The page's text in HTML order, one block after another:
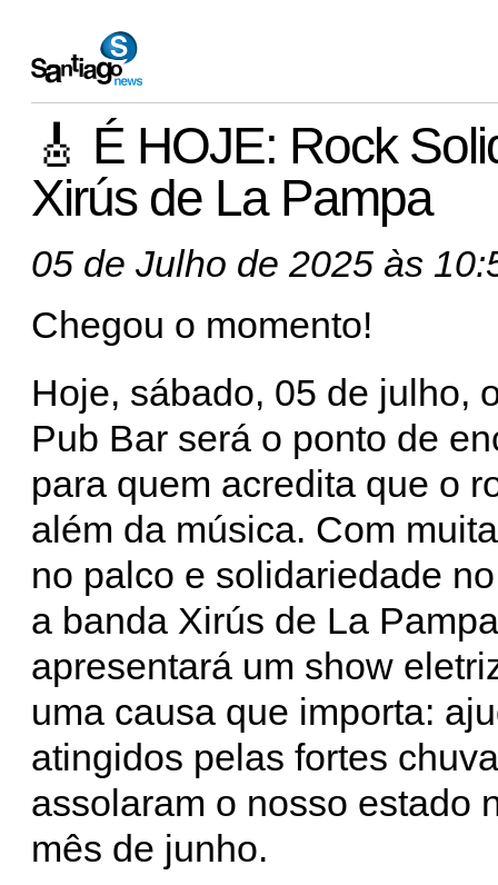
🎸 É HOJE: Rock
Xirús de La Pampa
05 de Julho de 2025 às
Chegou o momento!
Hoje, sábado, 05 de julho,
Pub Bar será o ponto de
para quem acredita que o
além da música. Com
no palco e solidariedade
a banda Xirús de La Pampa
apresentará um show
uma causa que importa:
atingidos pelas fortes
assolaram o nosso estado
mês de junho.